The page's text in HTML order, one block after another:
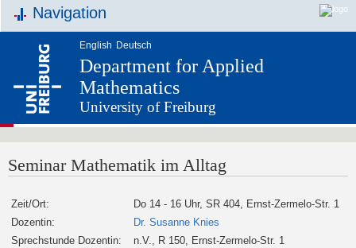
Navigation
English Deutsch
Department for Applied
Mathematics
University of Freiburg
Seminar Mathematik im Alltag
Zeit/Ort:
Do 14 - 16 Uhr, SR 404, Ernst-Zermelo-Str. 1
Dozentin:
Dr. Susanne Knies
Sprechstunde Dozentin:
n.V., R 150, Ernst-Zermelo-Str. 1